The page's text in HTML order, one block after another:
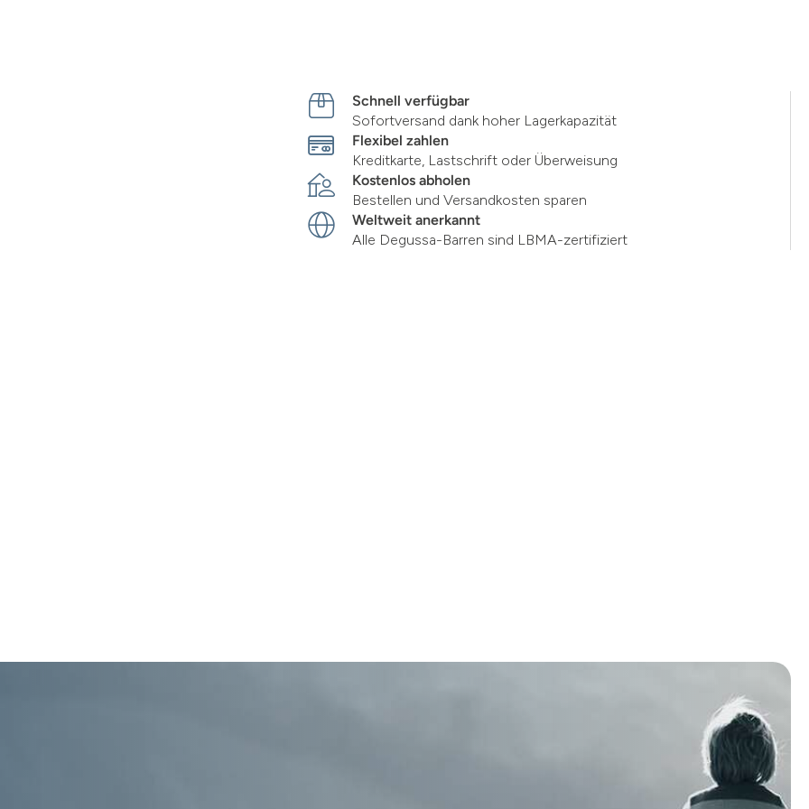
Schnell verfügbar
Sofortversand dank hoher Lagerkapazität
Flexibel zahlen
Kreditkarte, Lastschrift oder Überweisung
Kostenlos abholen
Bestellen und Versandkosten sparen
Weltweit anerkannt
Alle Degussa-Barren sind LBMA-zertifiziert